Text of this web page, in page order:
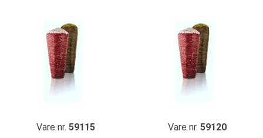
Vare nr. 59115 Vare nr. 59120